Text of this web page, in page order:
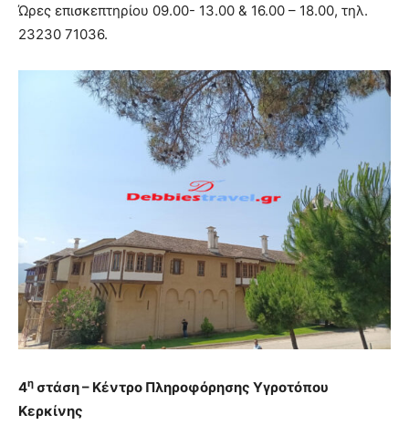
Ώρες επισκεπτηρίου 09.00- 13.00 & 16.00 – 18.00, τηλ.
23230 71036.
4η στάση – Κέντρο Πληροφόρησης Υγροτόπου
Κερκίνης